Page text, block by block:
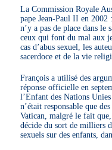
La Commission Royale
pape Jean-Paul II en 2002
n’y a pas de place dans le
ceux qui font du mal aux
cas d’abus sexuel, les
sacerdoce et de la vie
François a utilisé des
réponse officielle en
l’Enfant des Nations
n’était responsable que
Vatican, malgré le fait
décide du sort de milliers
sexuels sur des enfants,